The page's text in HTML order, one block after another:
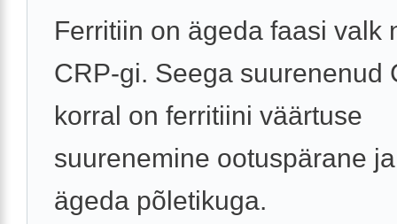
Ferritiin on ägeda faasi valk
CRP-gi. Seega suurenenud
korral on ferritiini väärtuse
suurenemine ootuspärane
ägeda põletikuga.